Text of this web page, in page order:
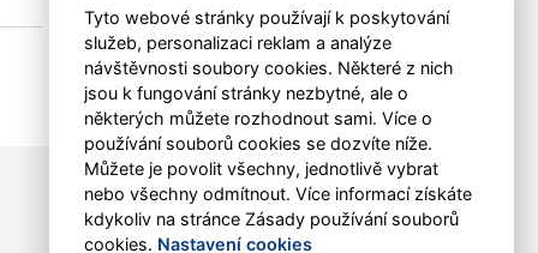
Tyto webové stránky používají k poskytování
služeb, personalizaci reklam a analýze
návštěvnosti soubory cookies. Některé z nich
jsou k fungování stránky nezbytné, ale o
některých můžete rozhodnout sami. Více o
používání souborů cookies se dozvíte níže.
Můžete je povolit všechny, jednotlivě vybrat
nebo všechny odmítnout. Více informací získáte
kdykoliv na stránce Zásady používání souborů
cookies. Nastavení cookies